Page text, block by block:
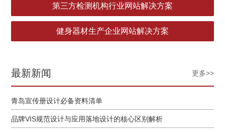
第三方检测机构行业网站解决方案
健身器材生产企业网站解决方案
最新新闻 更多>>
青岛宣传册设计必备资料清单
品牌VIS规范设计与应用落地设计的核心区别解析